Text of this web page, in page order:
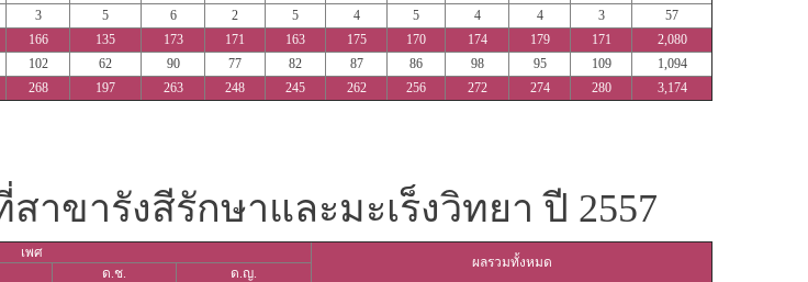
3 5 6 2 5 4 5 4 4 3
57
166 135 173 171 163 175 170 174 179 171
2,080
102 62 90 77 82 87 86 98 95 109
1,094
268 197 263 248 245 262 256 272 274 280 3,174
าขารังสีรักษาและมะเร็งวิทยา ปี 2557
เพศ
ผลรวมทั้งหมด
ด.ช.
ด.ญ.